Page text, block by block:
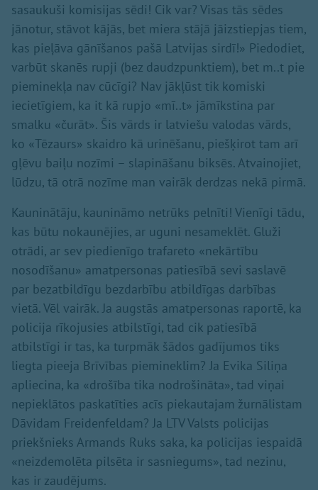
sasaukuši komisijas sēdi! Cik var? Visas tās sēdes
jānotur, stāvot kājās, bet miera stājā jāizstiepjas tiem,
kas pieļāva gānīšanos pašā Latvijas sirdī!» Piedodiet,
varbūt skanēs rupji (bez daudzpunktiem), bet m..t pie
pieminekļa nav cūcīgi? Nav jākļūst tik komiski
iecietīgiem, ka it kā rupjo «mī..t» jāmīkstina par
smalku «čurāt». Šis vārds ir latviešu valodas vārds,
ko «Tēzaurs» skaidro kā urinēšanu, piešķirot tam arī
gļēvu baiļu nozīmi – slapināšanu biksēs. Atvainojiet,
lūdzu, tā otrā nozīme man vairāk derdzas nekā pirmā.
Kauninātāju, kaunināmo netrūks pelnīti! Vienīgi tādu,
kas būtu nokaunējies, ar uguni nesameklēt. Gluži
otrādi, ar sev piedienīgo trafareto «nekārtību
nosodīšanu» amatpersonas patiesībā sevi saslavē
par bezatbildīgu bezdarbību atbildīgas darbības
vietā. Vēl vairāk. Ja augstās amatpersonas raportē, ka
policija rīkojusies atbilstīgi, tad cik patiesībā
atbilstīgi ir tas, ka turpmāk šādos gadījumos tiks
liegta pieeja Brīvības piemineklim? Ja Evika Siliņa
apliecina, ka «drošība tika nodrošināta», tad viņai
nepieklātos paskatīties acīs piekautajam žurnālistam
Dāvidam Freidenfeldam? Ja LTV Valsts policijas
priekšnieks Armands Ruks saka, ka policijas iespaidā
«neizdemolēta pilsēta ir sasniegums», tad nezinu,
kas ir zaudējums.